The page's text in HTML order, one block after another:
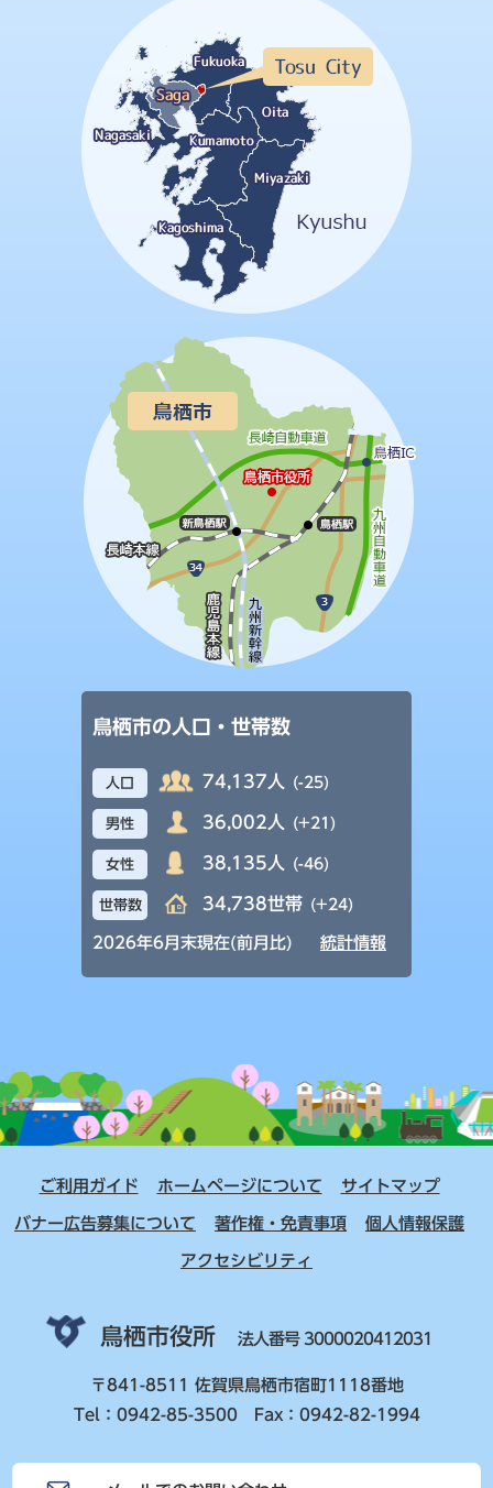
鳥栖市の人口・世帯数
人口 74,137人 (-25)
男性 36,002人 (+21)
女性 38,135人 (-46)
世帯数 34,738世帯 (+24)
2026年6月末現在(前月比) 統計情報
ご利用ガイド ホームページについて サイトマップ
バナー広告募集について 著作権・免責事項 個人情報保護
アクセシビリティ
鳥栖市役所 法人番号 3000020412031
〒841-8511 佐賀県鳥栖市宿町1118番地
Tel：0942-85-3500 Fax：0942-82-1994